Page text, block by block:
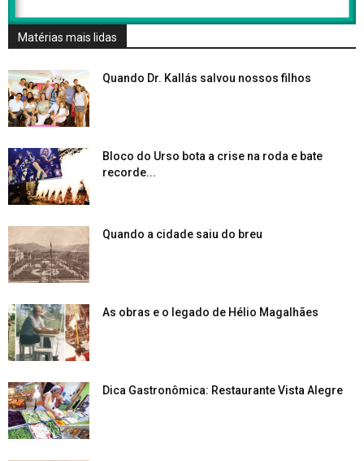
Matérias mais lidas
Quando Dr. Kallás salvou nossos filhos
Bloco do Urso bota a crise na roda e bate
recorde...
Quando a cidade saiu do breu
As obras e o legado de Hélio Magalhães
Dica Gastronômica: Restaurante Vista Alegre